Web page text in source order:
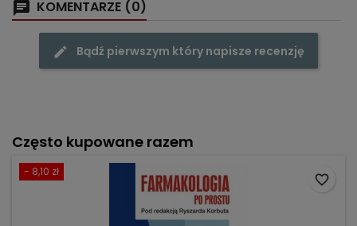
KOMENTARZE (0)
Bądź pierwszym który napisze recenzję
Często kupowane razem
- 8,10 zł
favorite_border